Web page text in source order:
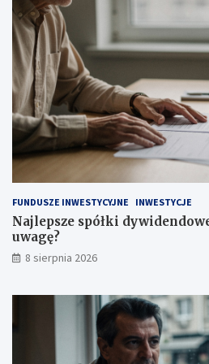
t
a
ć
?
a
c
o
z
w
r
c
ć
u
w
a
g
ę
?
FUNDUSZE INWESTYCYJNE INWESTYCJE
Najlepsze spółki
uwagę?
8 sierpnia 2026